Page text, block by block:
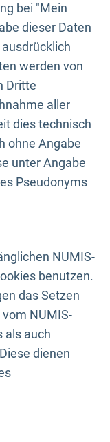
bei "Mein
dieser Daten
werden von
Dritte
aller
dies technisch
ohne Angabe
unter Angabe
Pseudonyms
NUMIS-
benutzen.
das Setzen
NUMIS-
als auch
dienen